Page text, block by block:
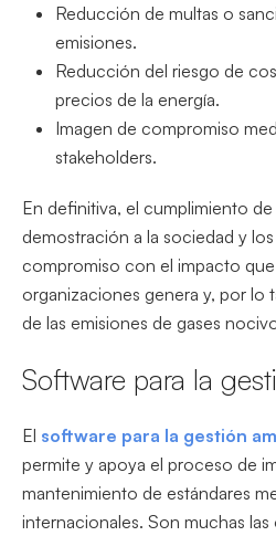
Reducción de multas o
emisiones.
Reducción del riesgo de
precios de la energía.
Imagen de compromiso
stakeholders.
En definitiva, el cumplimiento
demostración a la sociedad y
compromiso con el impacto que
organizaciones genera y, por lo
de las emisiones de gases
Software para la
El software para la gestión
permite y apoya el proceso de
mantenimiento de estándares
internacionales. Son muchas